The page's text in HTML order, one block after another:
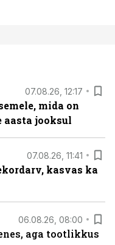
07.08.26, 12:17
mida on
aasta jooksul
07.08.26, 11:41
kasvas ka
06.08.26, 08:00
aga tootlikkus